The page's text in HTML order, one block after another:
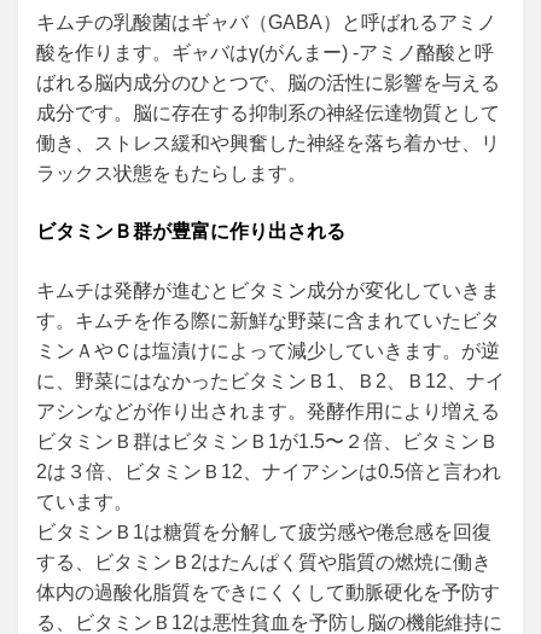
キムチの乳酸菌はギャバ（GABA）と呼ばれるアミノ
酸を作ります。ギャバはγ(がんまー) ‐アミノ酪酸と呼
ばれる脳内成分のひとつで、脳の活性に影響を与える
成分です。脳に存在する抑制系の神経伝達物質として
働き、ストレス緩和や興奮した神経を落ち着かせ、リ
ラックス状態をもたらします。
ビタミンＢ群が豊富に作り出される
キムチは発酵が進むとビタミン成分が変化していきま
す。キムチを作る際に新鮮な野菜に含まれていたビタ
ミンＡやＣは塩漬けによって減少していきます。が逆
に、野菜にはなかったビタミンＢ1、Ｂ2、Ｂ12、ナイ
アシンなどが作り出されます。発酵作用により増える
ビタミンＢ群はビタミンＢ1が1.5〜２倍、ビタミンＢ
2は３倍、ビタミンＢ12、ナイアシンは0.5倍と言われ
ています。
ビタミンＢ1は糖質を分解して疲労感や倦怠感を回復
する、ビタミンＢ2はたんぱく質や脂質の燃焼に働き
体内の過酸化脂質をできにくくして動脈硬化を予防す
る、ビタミンＢ12は悪性貧血を予防し脳の機能維持に